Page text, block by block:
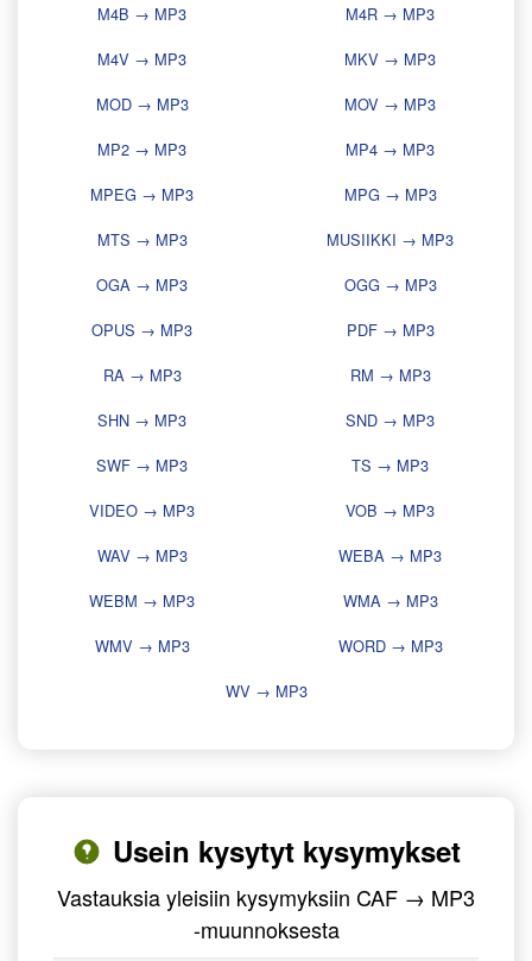
M4B → MP3
M4R → MP3
M4V → MP3
MKV → MP3
MOD → MP3
MOV → MP3
MP2 → MP3
MP4 → MP3
MPEG → MP3
MPG → MP3
MTS → MP3
MUSIIKKI → MP3
OGA → MP3
OGG → MP3
OPUS → MP3
PDF → MP3
RA → MP3
RM → MP3
SHN → MP3
SND → MP3
SWF → MP3
TS → MP3
VIDEO → MP3
VOB → MP3
WAV → MP3
WEBA → MP3
WEBM → MP3
WMA → MP3
WMV → MP3
WORD → MP3
WV → MP3
Usein kysytyt kysymykset
Vastauksia yleisiin kysymyksiin CAF → MP3
-muunnoksesta